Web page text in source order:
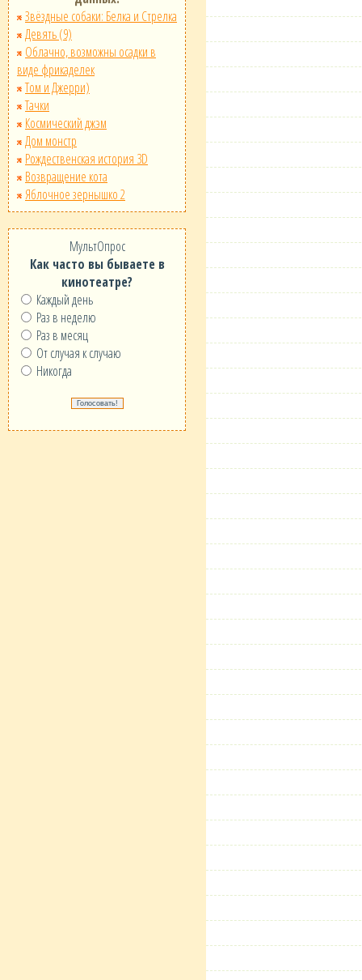
Звёздные собаки: Белка и Стрелка
Девять (9)
Облачно, возможны осадки в
виде фрикаделек
Том и Джерри)
Тачки
Космический джэм
Дом монстр
Рождественская история 3D
Возвращение кота
Яблочное зернышко 2
МультОпрос
Как часто вы бываете в
кинотеатре?
Каждый день
Раз в неделю
Раз в месяц
От случая к случаю
Никогда